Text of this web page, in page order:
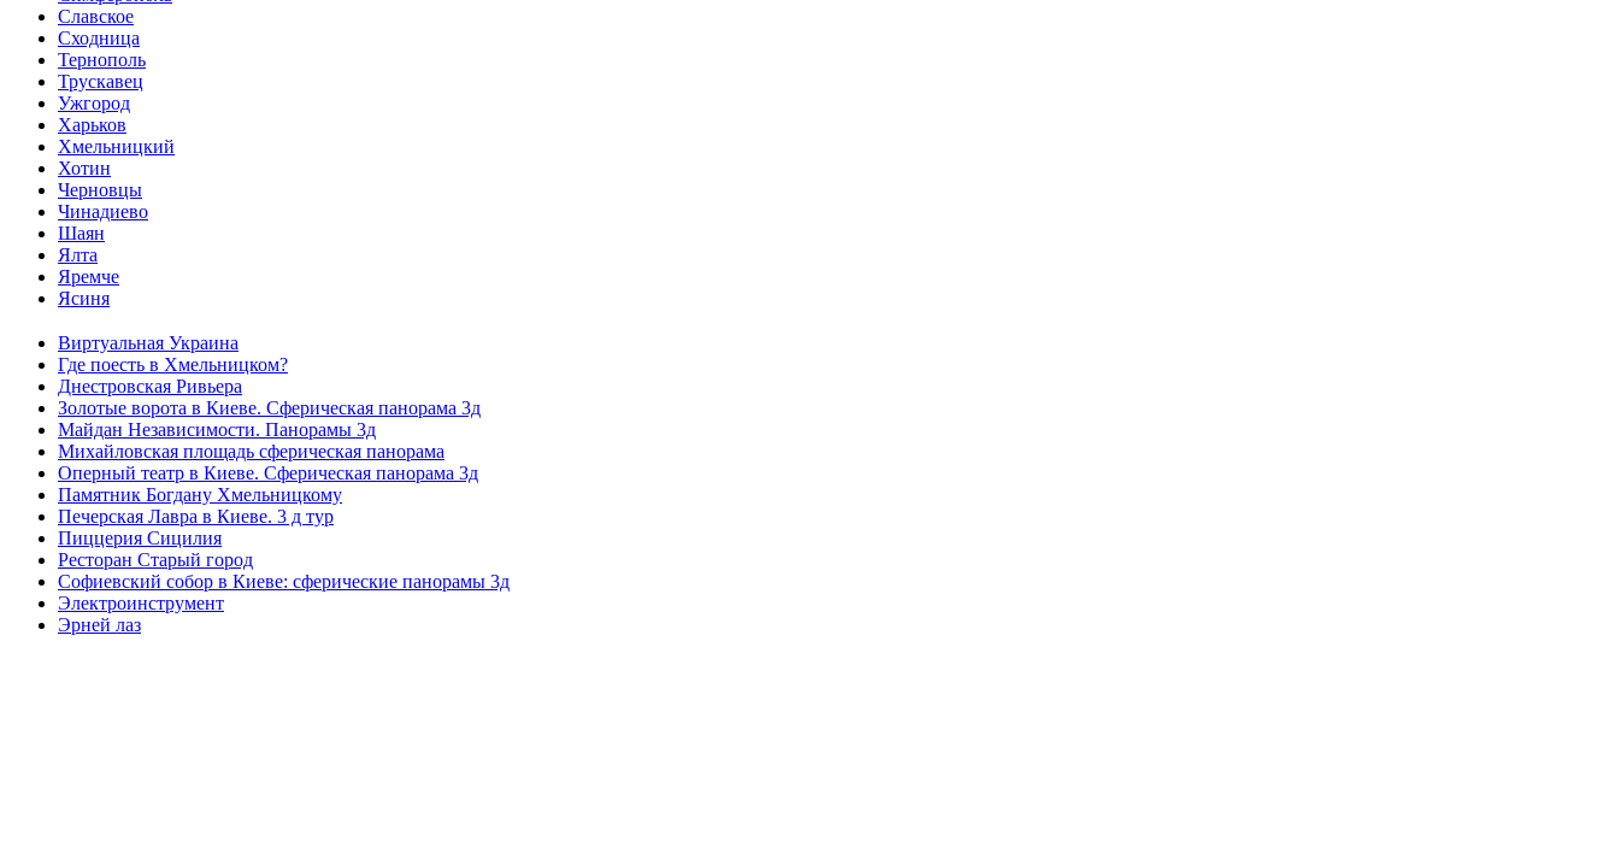
Славское
Сходница
Тернополь
Трускавец
Ужгород
Харьков
Хмельницкий
Хотин
Черновцы
Чинадиево
Шаян
Ялта
Яремче
Ясиня
Виртуальная Украина
Где поесть в Хмельницком?
Днестровская Ривьера
Золотые ворота в Киеве. Сферическая панорама 3д
Майдан Независимости. Панорамы 3д
Михайловская площадь сферическая панорама
Оперный театр в Киеве. Сферическая панорама 3д
Памятник Богдану Хмельницкому
Печерская Лавра в Киеве. 3 д тур
Пиццерия Сицилия
Ресторан Старый город
Софиевский собор в Киеве: сферические панорамы 3д
Электроинструмент
Эрней лаз